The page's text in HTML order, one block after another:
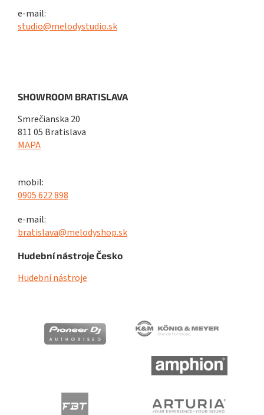
e-mail:
studio@melodystudio.sk
SHOWROOM BRATISLAVA
Smrečianska 20
811 05 Bratislava
MAPA
mobil:
0905 622 898
e-mail:
bratislava@melodyshop.sk
Hudební nástroje Česko
Hudební nástroje